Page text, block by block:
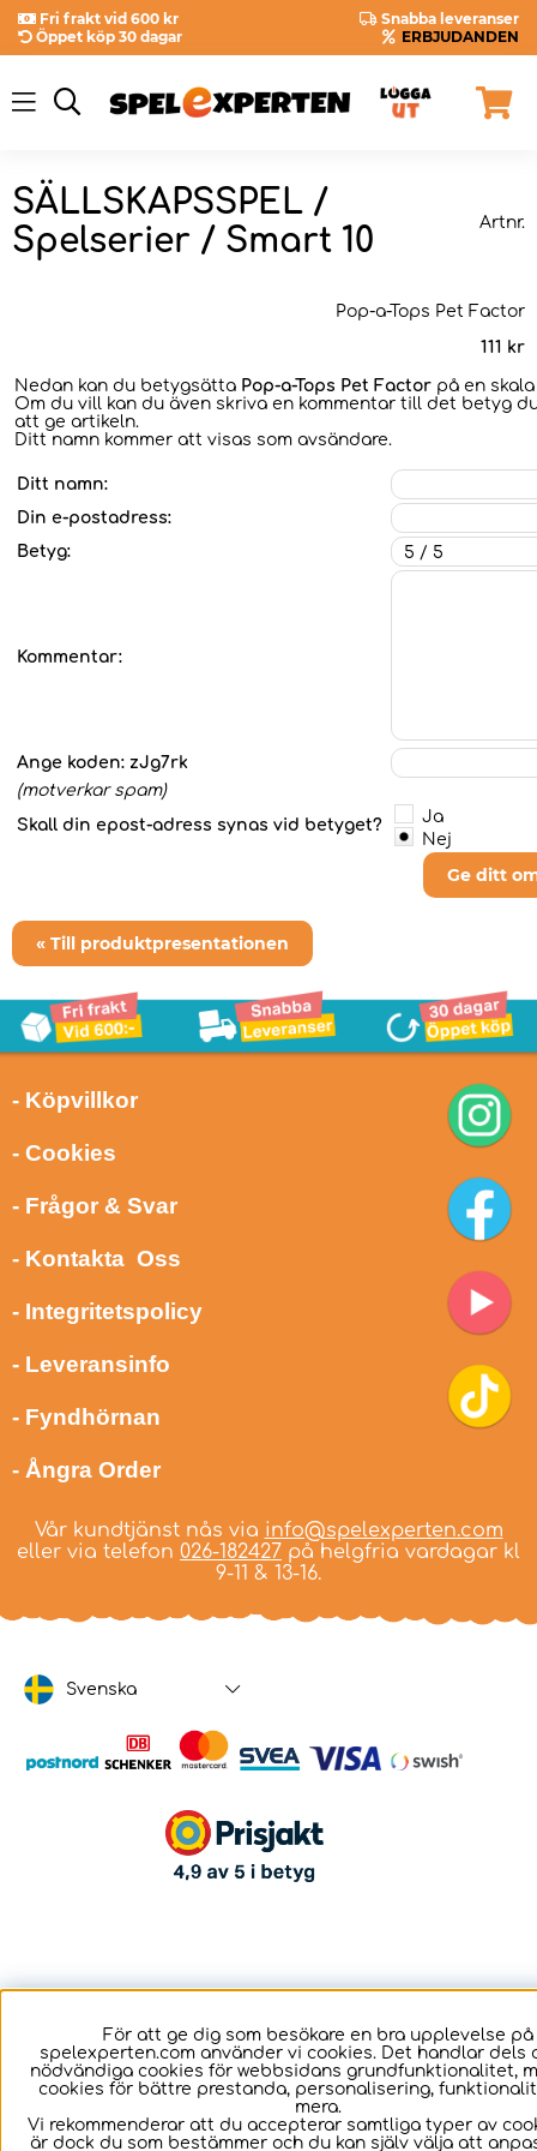
Fri frakt vid 600 kr
Snabba leveranser
Öppet köp 30 dagar
ERBJUDANDEN
SÄLLSKAPSSPEL /
Spelserier / Smart 10
Artnr.
Pop-a-Tops Pet Factor
111 kr
Nedan kan du betygsätta Pop-a-Tops Pet Factor på en
Om du vill kan du även skriva en kommentar till det betyg
att ge artikeln.
Ditt namn kommer att visas som avsändare.
Ditt namn:
Din e-postadress:
Betyg:
Kommentar:
Ange koden: zJg7rk
(motverkar spam)
Skall din epost-adress synas vid betyget?
Ja
Nej
Ge ditt
« Till produktpresentationen
- Köpvillkor
- Cookies
- Frågor & Svar
- Kontakta Oss
- Integritetspolicy
- Leveransinfo
- Fyndhörnan
- Ångra Order
Vår kundtjänst nås via info@spelexperten.com
eller via telefon 026-182427 på helgfria vardagar kl
9-11 & 13-16.
Svenska
För att ge dig som besökare en bra upplevelse på
spelexperten.com använder vi cookies. Det handlar dels
nödvändiga cookies för webbsidans grundfunktionalitet,
cookies för bättre prestanda, personalisering,
mera.
Vi rekommenderar att du accepterar samtliga typer av
är dock du som bestämmer och du kan själv välja att